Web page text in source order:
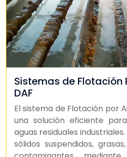
Sistemas de Flotación
DAF
El sistema de Flotación por
una solución eficiente
aguas residuales
sólidos suspendidos,